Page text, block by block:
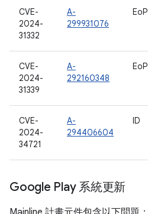
CVE-
2024-
31332
A-
299931076
EoP
CVE-
2024-
31339
A-
292160348
EoP
CVE-
2024-
34721
A-
294406604
ID
Google Play 系統更新